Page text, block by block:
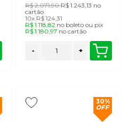
R$ 2.071,90R$ 1.243,13 no
cartão
10x R$ 124,31
R$ 1.118,82 no boleto ou pix
R$ 1.180,97 nocartão
- +
30%
OFF